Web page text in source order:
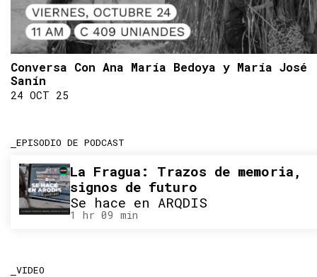
Conversa Con Ana María Bedoya y María José
Sanín
24 OCT 25
EPISODIO DE PODCAST
La Fragua: Trazos de memoria,
signos de futuro
Se hace en ARQDIS
1 hr 09 min
VIDEO